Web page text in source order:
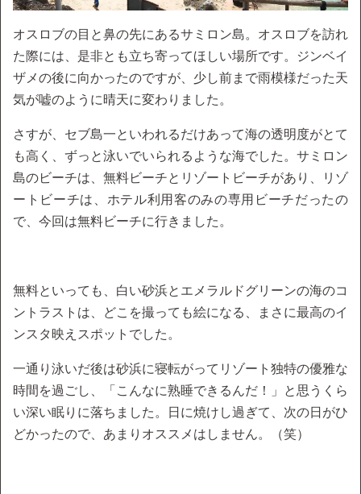
オスロブの目と鼻の先にあるサミロン島。オスロブを訪れ
た際には、是非とも立ち寄ってほしい場所です。ジンベイ
ザメの後に向かったのですが、少し前まで雨模様だった天
気が嘘のように晴天に変わりました。
さすが、セブ島一といわれるだけあって海の透明度がとて
も高く、ずっと泳いでいられるような海でした。サミロン
島のビーチは、無料ビーチとリゾートビーチがあり、リゾ
ートビーチは、ホテル利用客のみの専用ビーチだったの
で、今回は無料ビーチに行きました。
無料といっても、白い砂浜とエメラルドグリーンの海のコ
ントラストは、どこを撮っても絵になる、まさに最高のイ
ンスタ映えスポットでした。
一通り泳いだ後は砂浜に寝転がってリゾート独特の優雅な
時間を過ごし、「こんなに熟睡できるんだ！」と思うくら
い深い眠りに落ちました。日に焼けし過ぎて、次の日がひ
どかったので、あまりオススメはしません。（笑）